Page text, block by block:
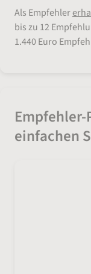
Als Empfehler
bis zu 12
1.440 Euro
einfachen